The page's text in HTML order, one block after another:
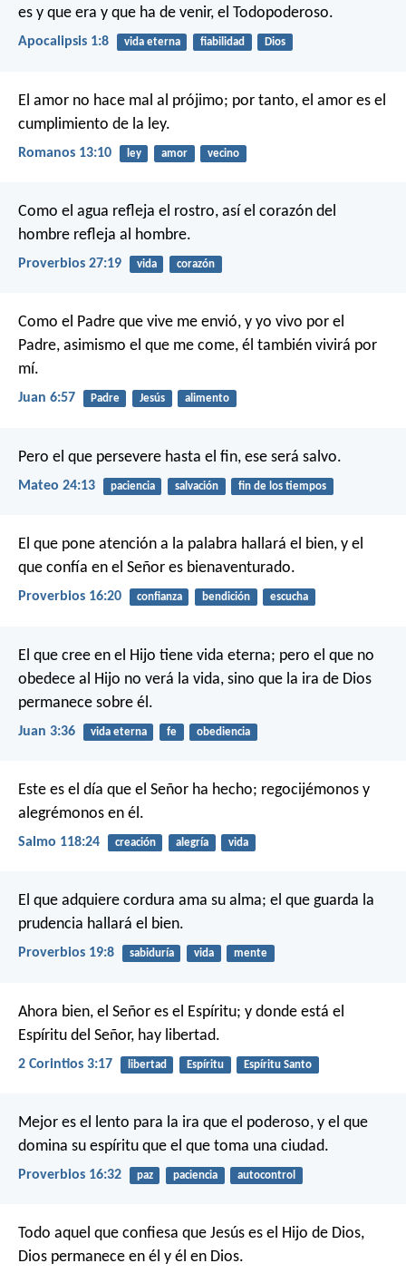
es y que era y que ha de venir, el Todopoderoso.
Apocalipsis 1:8 vida eterna fiabilidad Dios
El amor no hace mal al prójimo; por tanto, el amor es el
cumplimiento de la ley.
Romanos 13:10 ley amor vecino
Como el agua refleja el rostro, así el corazón del
hombre refleja al hombre.
Proverbios 27:19 vida corazón
Como el Padre que vive me envió, y yo vivo por el
Padre, asimismo el que me come, él también vivirá por
mí.
Juan 6:57 Padre Jesús alimento
Pero el que persevere hasta el fin, ese será salvo.
Mateo 24:13 paciencia salvación fin de los tiempos
El que pone atención a la palabra hallará el bien, y el
que confía en el Señor es bienaventurado.
Proverbios 16:20 confianza bendición escucha
El que cree en el Hijo tiene vida eterna; pero el que no
obedece al Hijo no verá la vida, sino que la ira de Dios
permanece sobre él.
Juan 3:36 vida eterna fe obediencia
Este es el día que el Señor ha hecho; regocijémonos y
alegrémonos en él.
Salmo 118:24 creación alegría vida
El que adquiere cordura ama su alma; el que guarda la
prudencia hallará el bien.
Proverbios 19:8 sabiduría vida mente
Ahora bien, el Señor es el Espíritu; y donde está el
Espíritu del Señor, hay libertad.
2 Corintios 3:17 libertad Espíritu Espíritu Santo
Mejor es el lento para la ira que el poderoso, y el que
domina su espíritu que el que toma una ciudad.
Proverbios 16:32 paz paciencia autocontrol
Todo aquel que confiesa que Jesús es el Hijo de Dios,
Dios permanece en él y él en Dios.